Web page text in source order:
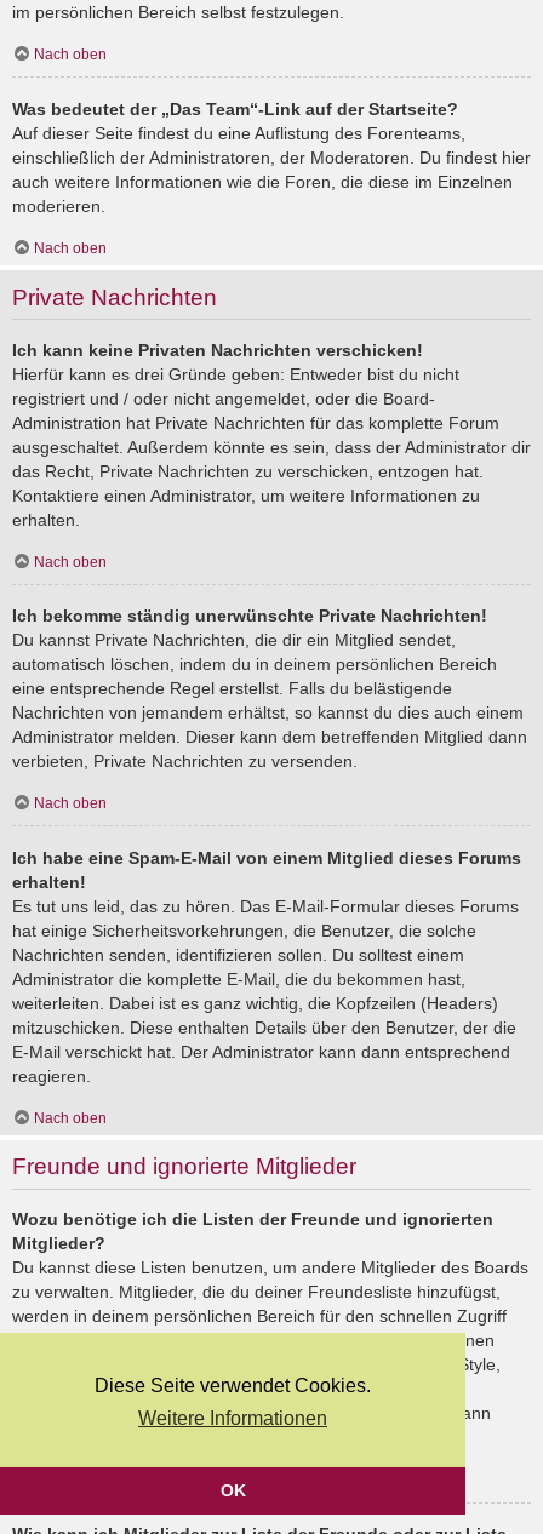
Diese Seite verwendet Cookies.
Weitere Informationen
OK
im persönlichen Bereich selbst festzulegen.
Nach oben
Was bedeutet der „Das Team“-Link auf der Startseite?
Auf dieser Seite findest du eine Auflistung des Forenteams,
einschließlich der Administratoren, der Moderatoren. Du findest hier
auch weitere Informationen wie die Foren, die diese im Einzelnen
moderieren.
Nach oben
Private Nachrichten
Ich kann keine Privaten Nachrichten verschicken!
Hierfür kann es drei Gründe geben: Entweder bist du nicht
registriert und / oder nicht angemeldet, oder die Board-
Administration hat Private Nachrichten für das komplette Forum
ausgeschaltet. Außerdem könnte es sein, dass der Administrator dir
das Recht, Private Nachrichten zu verschicken, entzogen hat.
Kontaktiere einen Administrator, um weitere Informationen zu
erhalten.
Nach oben
Ich bekomme ständig unerwünschte Private Nachrichten!
Du kannst Private Nachrichten, die dir ein Mitglied sendet,
automatisch löschen, indem du in deinem persönlichen Bereich
eine entsprechende Regel erstellst. Falls du belästigende
Nachrichten von jemandem erhältst, so kannst du dies auch einem
Administrator melden. Dieser kann dem betreffenden Mitglied dann
verbieten, Private Nachrichten zu versenden.
Nach oben
Ich habe eine Spam-E-Mail von einem Mitglied dieses Forums
erhalten!
Es tut uns leid, das zu hören. Das E-Mail-Formular dieses Forums
hat einige Sicherheitsvorkehrungen, die Benutzer, die solche
Nachrichten senden, identifizieren sollen. Du solltest einem
Administrator die komplette E-Mail, die du bekommen hast,
weiterleiten. Dabei ist es ganz wichtig, die Kopfzeilen (Headers)
mitzuschicken. Diese enthalten Details über den Benutzer, der die
E-Mail verschickt hat. Der Administrator kann dann entsprechend
reagieren.
Nach oben
Freunde und ignorierte Mitglieder
Wozu benötige ich die Listen der Freunde und ignorierten
Mitglieder?
Du kannst diese Listen benutzen, um andere Mitglieder des Boards
zu verwalten. Mitglieder, die du deiner Freundesliste hinzufügst,
werden in deinem persönlichen Bereich für den schnellen Zugriff
aufgelistet. Du siehst dort deren Onlinestatus und kannst ihnen
schnell eine Private Nachricht senden. Abhängig von dem Style,
den du verwendest, können Beiträge deiner Freunde auch
hervorgehoben sein. Wenn du einen Benutzer ignorierst, dann